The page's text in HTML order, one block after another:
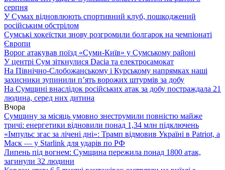
серпня
У Сумах відновлюють спортивний клуб, пошкоджений
російським обстрілом
Сумські хокеїстки знову розгромили болгарок на чемпіонаті
Європи
Ворог атакував поїзд «Суми-Київ» у Сумському районі
У центрі Сум зіткнулися Dacia та електросамокат
На Північно-Слобожанському і Курському напрямках наші
захисники зупинили п’ять ворожих штурмів за добу
На Сумщині внаслідок російських атак за добу постраждала 21
людина, серед них дитина
Вчора
Сумщину за місяць умовно знеструмили повністю майже
тричі: енергетики відновили понад 1,34 млн підключень
«Імпульс згас за лічені дні»: Трамп відмовив Україні в Patriot, а
Маск — у Starlink для ударів по РФ
Липень під вогнем: Сумщина пережила понад 1800 атак,
загинули 32 людини